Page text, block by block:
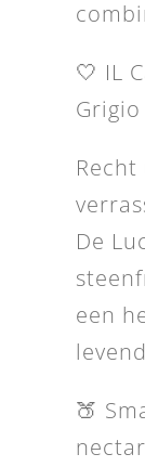
🤍 IL
Grigio
De
een
🍑